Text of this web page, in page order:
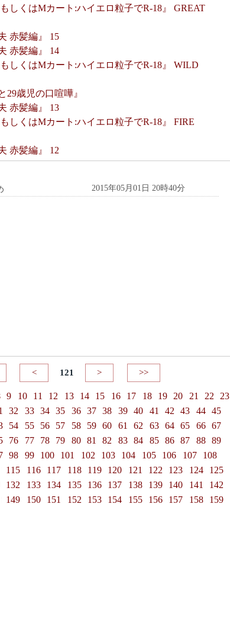
もしくはMカート:ハイエロ粒子でR-18』 GREAT
赤髪編』 15
赤髪編』 14
もしくはMカート:ハイエロ粒子でR-18』 WILD
29歳児の口喧嘩』
赤髪編』 13
もしくはMカート:ハイエロ粒子でR-18』 FIRE
赤髪編』 12
2015年05月01日 20時40分
< 121 > >>
9 10 11 12 13 14 15 16 17 18 19 20 21 22
23
32 33 34 35 36 37 38 39 40 41 42 43 44
45
54 55 56 57 58 59 60 61 62 63 64 65 66
67
76 77 78 79 80 81 82 83 84 85 86 87 88
89
98 99 100 101 102 103 104 105 106 107
108
115 116 117 118 119 120 121 122 123 124
125
132 133 134 135 136 137 138 139 140 141
142
149 150 151 152 153 154 155 156 157 158
159